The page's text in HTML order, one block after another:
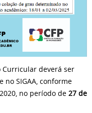
Curricular deverá ser
no SIGAA, conforme
no período de 27 de